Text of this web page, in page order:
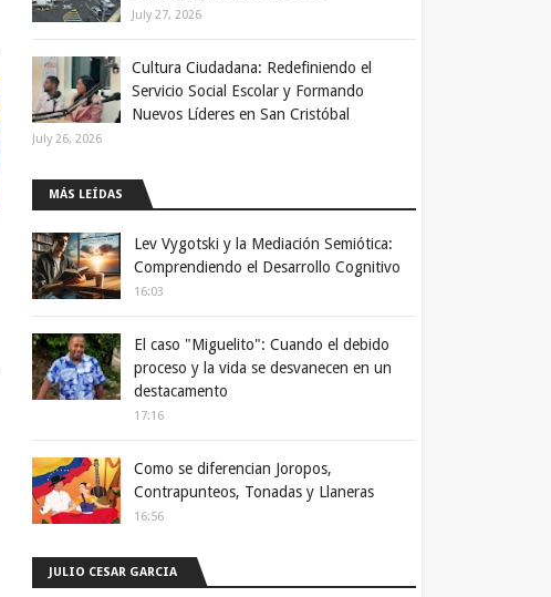
July 27, 2026
Cultura Ciudadana: Redefiniendo el
Servicio Social Escolar y Formando
Nuevos Líderes en San Cristóbal
July 26, 2026
MÁS LEÍDAS
Lev Vygotski y la Mediación Semiótica:
Comprendiendo el Desarrollo Cognitivo
16:03
El caso "Miguelito": Cuando el debido
proceso y la vida se desvanecen en un
destacamento
17:16
Como se diferencian Joropos,
Contrapunteos, Tonadas y Llaneras
16:56
JULIO CESAR GARCIA